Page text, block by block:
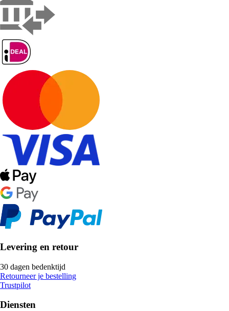
Levering en retour
30 dagen bedenktijd
Retourneer je bestelling
Trustpilot
Diensten